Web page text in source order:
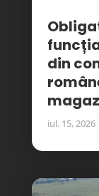
din
iul. 15, 2026